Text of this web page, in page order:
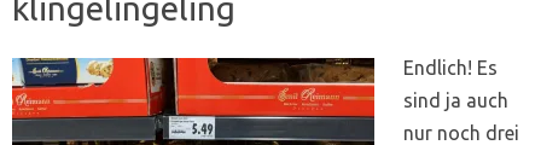
klingelingeling
Endlich! Es
sind ja auch
nur noch drei